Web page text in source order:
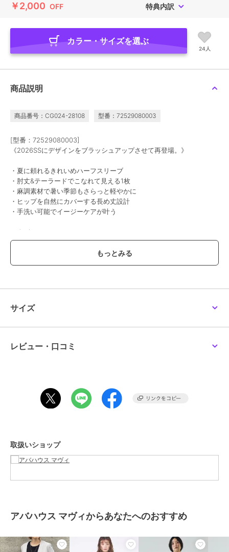
￥2,000 OFF 特典内訳
カラー・サイズを選ぶ
24人
商品説明
商品番号：CG024-28108 型番：72529080003
[型番：72529080003]
《2026SSにデザインをブラッシュアップさせて再登場。》
・夏に頼れるきれいめハーフスリーブ
・肘丈&テーラードでこなれて見える1枚
・麻調素材で暑い季節もさらっと軽やかに
・ヒップを自然にカバーする長め丈設計
・手洗い可能でイージーケアが叶う
＜design＞
きちんと感と抜け感を両立した、夏に頼れるハーフスリーブジャケッ
ハンサムなテーラードカラーに、肘にかかるほどの袖丈を掛け合わせ
として取り入れやすいのも魅力です。
ヒップまわりをほどよくカバーするやや長めの着丈ながら、重たく見
ンクトップの上からも重ねやすく、リラックス感のある着心地です。
＜coordinate＞
Tシャツやタンクトップの上にさらっと織るだけで、きれいめな印象
ます。
ワンピースの上から重ねてもバランスが取りやすく、冷房対策や季節
手洗い可
サイズ
レビュー・口コミ
取扱いショップ
アバハウス マヴィからあなたへのおすすめ